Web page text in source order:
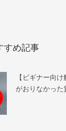
すめ記事
【ビギナー向
がおりなかった